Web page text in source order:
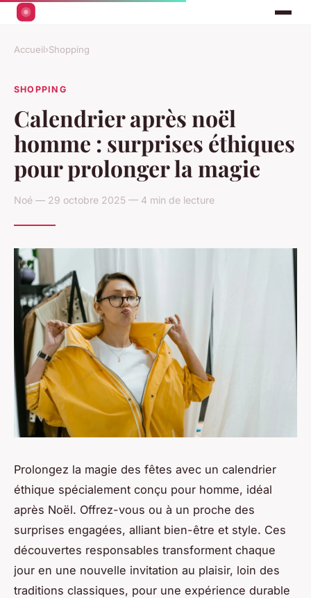
Accueil›Shopping
SHOPPING
Calendrier après noël
homme : surprises éthiques
pour prolonger la magie
Noé — 29 octobre 2025 — 4 min de lecture
Prolongez la magie des fêtes avec un calendrier
éthique spécialement conçu pour homme, idéal
après Noël. Offrez-vous ou à un proche des
surprises engagées, alliant bien-être et style. Ces
découvertes responsables transforment chaque
jour en une nouvelle invitation au plaisir, loin des
traditions classiques, pour une expérience durable